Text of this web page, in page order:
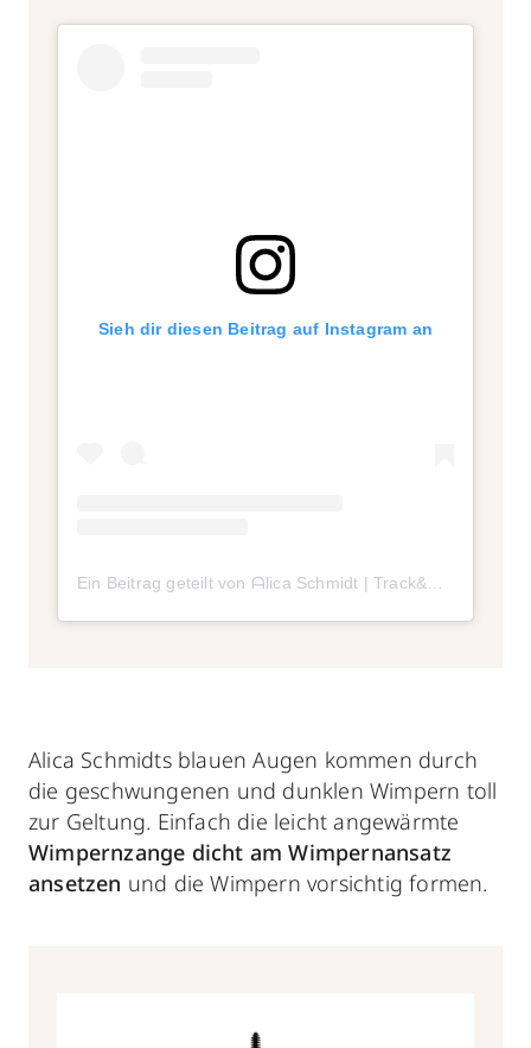
Sieh dir diesen Beitrag auf Instagram an
Alica Schmidts blauen Augen kommen durch
die geschwungenen und dunklen Wimpern toll
zur Geltung. Einfach die leicht angewärmte
Wimpernzange dicht am Wimpernansatz
ansetzen und die Wimpern vorsichtig formen.